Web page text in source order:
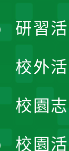
研習
校外
校園
校園